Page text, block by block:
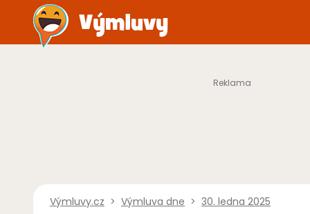
Výmluvy.cz > Výmluva dne > 30. ledna 2025